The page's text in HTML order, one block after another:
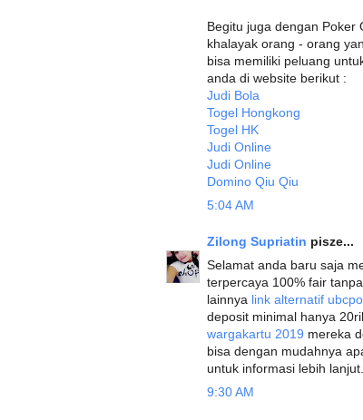
Begitu juga dengan Poker
khalayak orang - orang
bisa memiliki peluang
anda di website berikut :
Judi Bola
Togel Hongkong
Togel HK
Judi Online
Judi Online
Domino Qiu Qiu
5:04 AM
Zilong Supriatin pisze...
Selamat anda baru saja
terpercaya 100% fair
lainnya link alternatif
deposit minimal hanya
wargakartu 2019 mereka
bisa dengan mudahnya
untuk informasi lebih
9:30 AM